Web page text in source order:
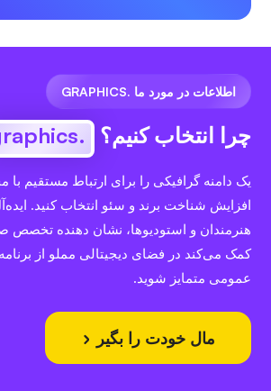
اطلاعات در مورد ما .GRAPHICS
چرا انتخاب کنیم؟ .graphics
یک دامنه گرافیکی را برای ارتباط مستقیم
افزایش شناخت برند و سئو انتخاب کنید.
هنرمندان و استودیوها، نشان دهنده
کمک می‌کند در فضای دیجیتالی مملو از
عمومی متمایز شوید.
مال خودت را بگیر